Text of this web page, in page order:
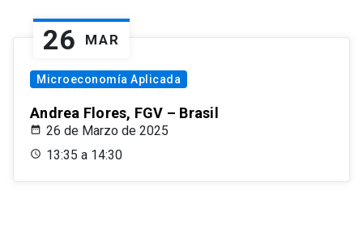
26 MAR
Microeconomía Aplicada
Andrea Flores, FGV – Brasil
26 de Marzo de 2025
13:35 a 14:30